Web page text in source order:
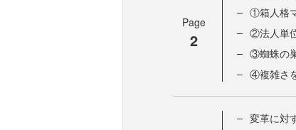
Page
2
①箱人格
②法人単
③蜘蛛の
④複雑さ
変革に対